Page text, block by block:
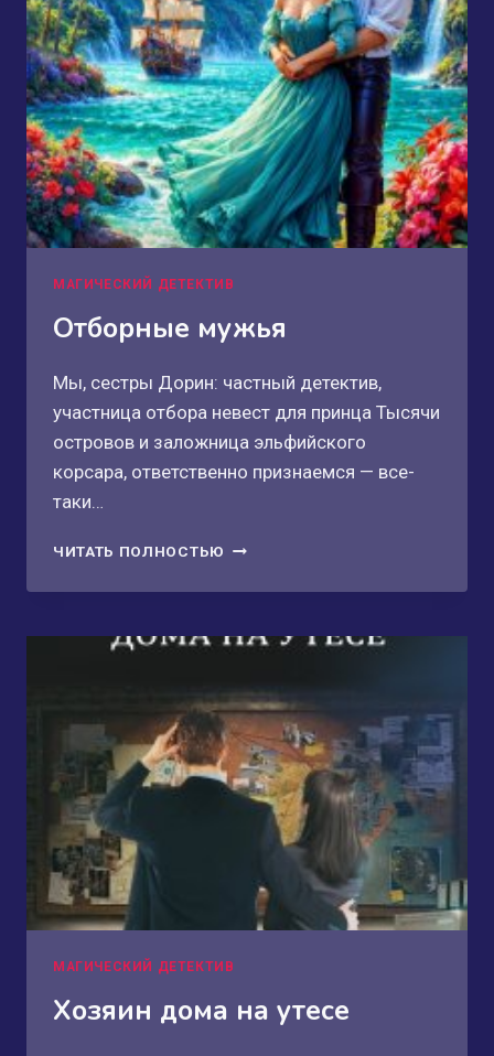
МАГИЧЕСКИЙ ДЕТЕКТИВ
Отборные мужья
Мы, сестры Дорин: частный детектив,
участница отбора невест для принца Тысячи
островов и заложница эльфийского
корсара, ответственно признаемся — все-
таки…
ЧИТАТЬ ПОЛНОСТЬЮ ОТБОРНЫЕ
МАГИЧЕСКИЙ ДЕТЕКТИВ
Хозяин дома на утесе